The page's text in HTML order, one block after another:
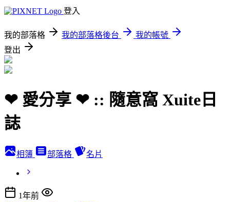
登入
我的部落格 我的部落格後台
我的帳號
登出
❤ 愛分享 ❤ :: 隨意窩 Xuite日
誌
相簿 部落格 名片
1年前